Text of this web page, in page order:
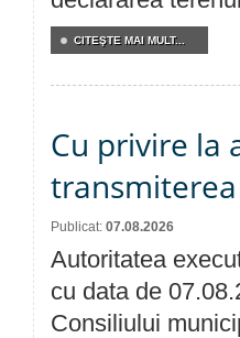
CITEŞTE MAI MULT...
Cu privire la
Publicat: 07.08.2026
Autoritatea
cu data de
Consiliului